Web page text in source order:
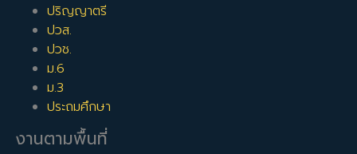
ปริญญาตรี
ปวส.
ปวช.
ม.6
ม.3
ประถมศึกษา
งานตามพื้นที่